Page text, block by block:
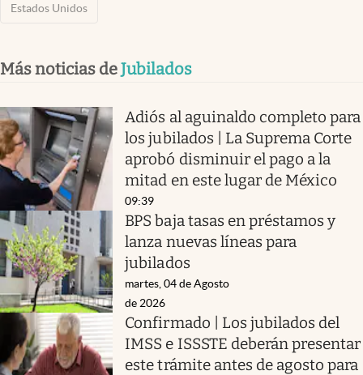
Estados Unidos
Más noticias deJubilados
Adiós al aguinaldo completo para
los jubilados | La Suprema Corte
aprobó disminuir el pago a la
mitad en este lugar de México
09:39
BPS baja tasas en préstamos y
lanza nuevas líneas para
jubilados
martes, 04 de Agosto
de 2026
Confirmado | Los jubilados del
IMSS e ISSSTE deberán presentar
este trámite antes de agosto para